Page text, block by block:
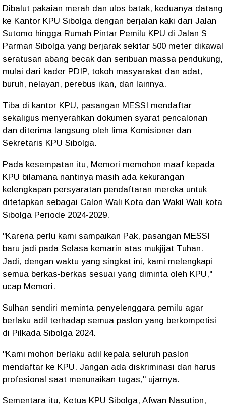
Dibalut pakaian merah dan ulos batak, keduanya datang
ke Kantor KPU Sibolga dengan berjalan kaki dari Jalan
Sutomo hingga Rumah Pintar Pemilu KPU di Jalan S
Parman Sibolga yang berjarak sekitar 500 meter dikawal
seratusan abang becak dan seribuan massa pendukung,
mulai dari kader PDIP, tokoh masyarakat dan adat,
buruh, nelayan, perebus ikan, dan lainnya.
Tiba di kantor KPU, pasangan MESSI mendaftar
sekaligus menyerahkan dokumen syarat pencalonan
dan diterima langsung oleh lima Komisioner dan
Sekretaris KPU Sibolga.
Pada kesempatan itu, Memori memohon maaf kepada
KPU bilamana nantinya masih ada kekurangan
kelengkapan persyaratan pendaftaran mereka untuk
ditetapkan sebagai Calon Wali Kota dan Wakil Wali kota
Sibolga Periode 2024-2029.
"Karena perlu kami sampaikan Pak, pasangan MESSI
baru jadi pada Selasa kemarin atas mukjijat Tuhan.
Jadi, dengan waktu yang singkat ini, kami melengkapi
semua berkas-berkas sesuai yang diminta oleh KPU,"
ucap Memori.
Sulhan sendiri meminta penyelenggara pemilu agar
berlaku adil terhadap semua paslon yang berkompetisi
di Pilkada Sibolga 2024.
"Kami mohon berlaku adil kepala seluruh paslon
mendaftar ke KPU. Jangan ada diskriminasi dan harus
profesional saat menunaikan tugas," ujarnya.
Sementara itu, Ketua KPU Sibolga, Afwan Nasution,